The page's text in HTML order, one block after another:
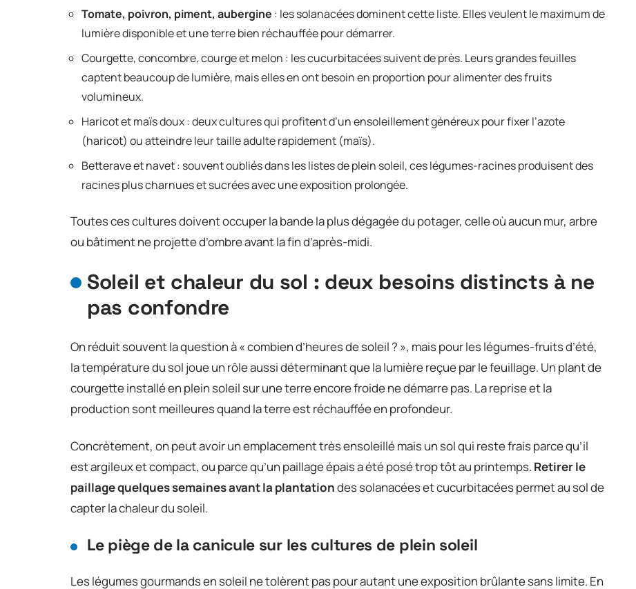
Tomate, poivron, piment, aubergine : les solanacées dominent cette liste. Elles veulent le maximum de
lumière disponible et une terre bien réchauffée pour démarrer.
Courgette, concombre, courge et melon : les cucurbitacées suivent de près. Leurs grandes feuilles
captent beaucoup de lumière, mais elles en ont besoin en proportion pour alimenter des fruits
volumineux.
Haricot et maïs doux : deux cultures qui profitent d’un ensoleillement généreux pour fixer l’azote
(haricot) ou atteindre leur taille adulte rapidement (maïs).
Betterave et navet : souvent oubliés dans les listes de plein soleil, ces légumes-racines produisent des
racines plus charnues et sucrées avec une exposition prolongée.
Toutes ces cultures doivent occuper la bande la plus dégagée du potager, celle où aucun mur, arbre
ou bâtiment ne projette d’ombre avant la fin d’après-midi.
Soleil et chaleur du sol : deux besoins distincts à ne
pas confondre
On réduit souvent la question à « combien d’heures de soleil ? », mais pour les légumes-fruits d’été,
la température du sol joue un rôle aussi déterminant que la lumière reçue par le feuillage. Un plant de
courgette installé en plein soleil sur une terre encore froide ne démarre pas. La reprise et la
production sont meilleures quand la terre est réchauffée en profondeur.
Concrètement, on peut avoir un emplacement très ensoleillé mais un sol qui reste frais parce qu’il
est argileux et compact, ou parce qu’un paillage épais a été posé trop tôt au printemps. Retirer le
paillage quelques semaines avant la plantationdes solanacées et cucurbitacées permet au sol de
capter la chaleur du soleil.
Le piège de la canicule sur les cultures de plein soleil
Les légumes gourmands en soleil ne tolèrent pas pour autant une exposition brûlante sans limite. En